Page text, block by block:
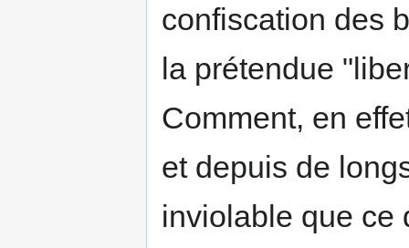
confiscation des
la prétendue
Comment, en
et depuis de
inviolable que ce